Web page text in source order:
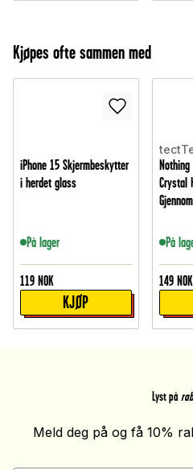
Kjøpes ofte sammen med
iPhone 15 Skjermbeskytter
i herdet glass
På lager
119 NOK
KJØP
Crystal
På
149 NOK
Lyst på
Meld deg på og få 10%